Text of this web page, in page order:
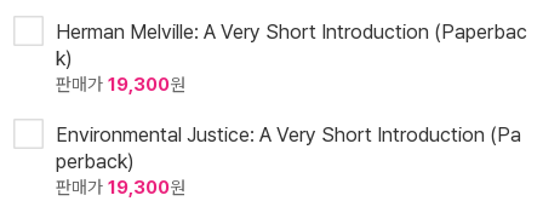
Herman Melville: A Very Short Introduction (Paperbac
k)
판매가 19,300원
Environmental Justice: A Very Short Introduction (Pa
perback)
판매가 19,300원